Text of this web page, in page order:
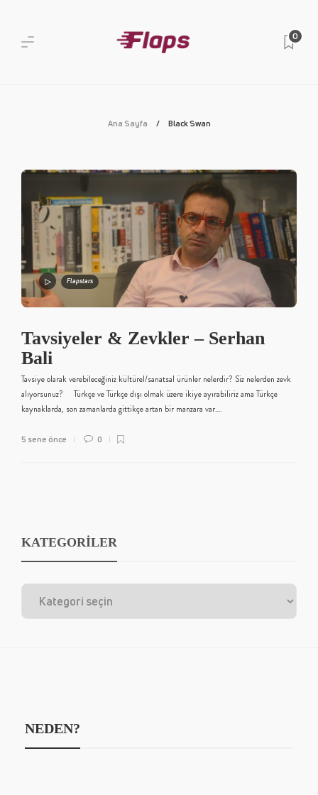
0
Ana Sayfa Black Swan
Flapstars
Tavsiyeler & Zevkler – Serhan
Bali
Tavsiye olarak verebileceğiniz kültürel/sanatsal ürünler nelerdir? Siz nelerden zevk
alıyorsunuz? Türkçe ve Türkçe dışı olmak üzere ikiye ayırabiliriz ama Türkçe
kaynaklarda, son zamanlarda gittikçe artan bir manzara var….
5 sene önce 0
KATEGORİLER
NEDEN?